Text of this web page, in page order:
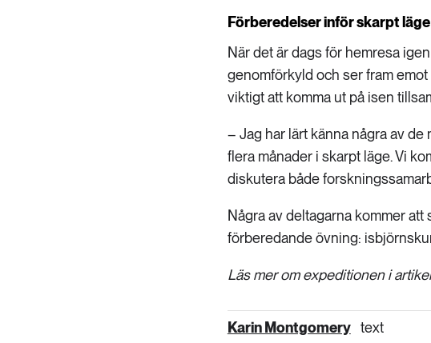
Förberedelser inför skarpt läge
När det är dags för hemresa
genomförkyld och ser fram
viktigt att komma ut på isen
– Jag har lärt känna några av
flera månader i skarpt läge. Vi
diskutera både
Några av deltagarna kommer
förberedande övning:
Läs mer om expeditionen i
Karin Montgomery text